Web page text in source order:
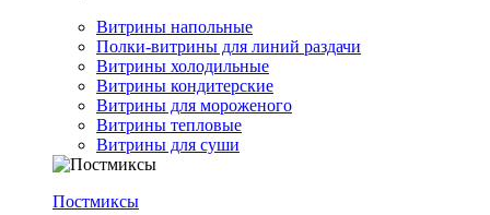
Витрины напольные
Полки-витрины для линий раздачи
Витрины холодильные
Витрины кондитерские
Витрины для мороженого
Витрины тепловые
Витрины для суши
Постмиксы